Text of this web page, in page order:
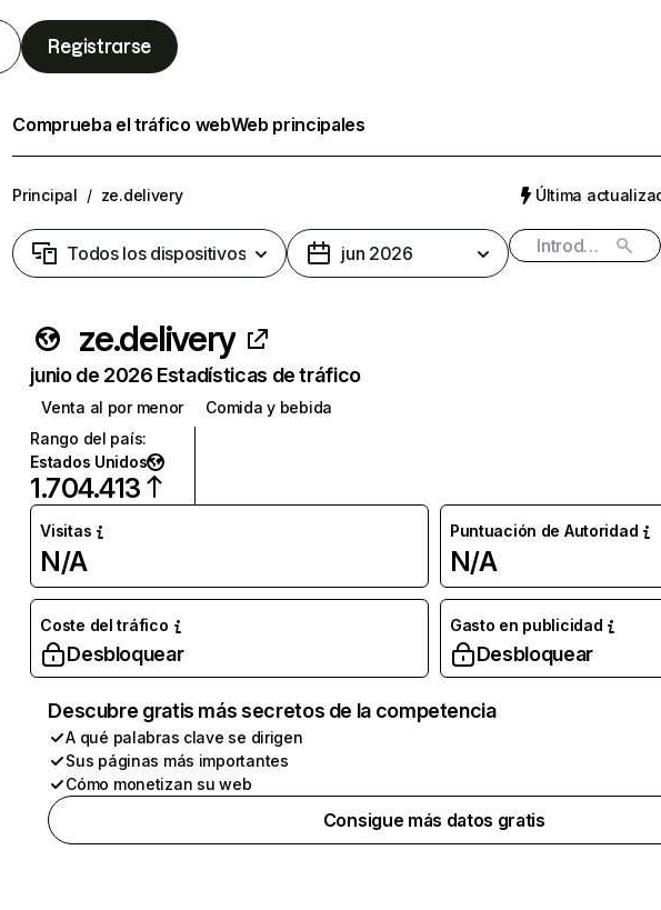
Registrarse
Comprueba el tráfico webWeb principales
Principal / ze.delivery Última
Todos los dispositivos jun 2026
ze.delivery
junio de 2026 Estadísticas de tráfico
Venta al por menor
Comida y bebida
Rango del país:
Estados Unidos
1.704.413
Visitas
N/A
Puntuación de Autoridad
N/A
Coste del tráfico
Desbloquear
Gasto en publicidad
Desbloquear
Descubre gratis más secretos de la competencia
A qué palabras clave se dirigen
Sus páginas más importantes
Cómo monetizan su web
Consigue más datos gratis